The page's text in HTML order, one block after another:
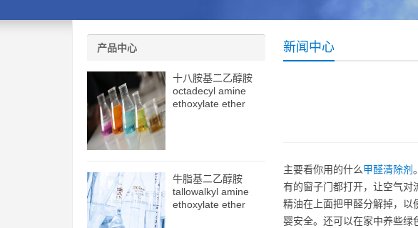
新闻中心
主要看你用的什么甲醛清除剂
有的窗子门都打开，让空气对
精油在上面把甲醛分解掉，以
婴安全。还可以在家中养些绿
产品中心
十八胺基二乙醇胺
octadecyl amine
ethoxylate ether
牛脂基二乙醇胺
tallowalkyl amine
ethoxylate ether